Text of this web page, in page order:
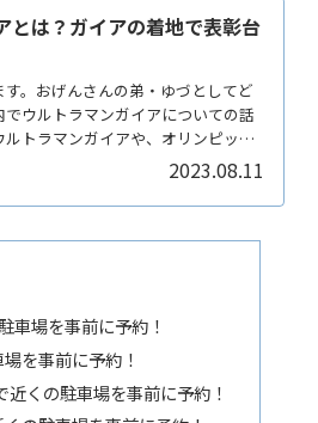
とは？ガイアの着地で表彰台
。おげんさんの弟・ゆづとしてど
ウルトラマンガイアについての話
トラマンガイアや、オリンピック
2023.08.11
車場を事前に予約！
を事前に予約！
くの駐車場を事前に予約！